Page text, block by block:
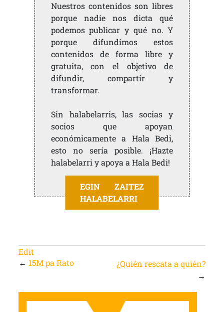
Nuestros contenidos son libres
porque nadie nos dicta qué
podemos publicar y qué no. Y
porque difundimos estos
contenidos de forma libre y
gratuita, con el objetivo de
difundir, compartir y
transformar.
Sin halabelarris, las socias y
socios que apoyan
económicamente a Hala Bedi,
esto no sería posible. ¡Hazte
halabelarri y apoya a Hala Bedi!
EGIN ZAITEZ
HALABELARRI
Edit
← 15M pa Rato
¿Quién rescata a quién?
→